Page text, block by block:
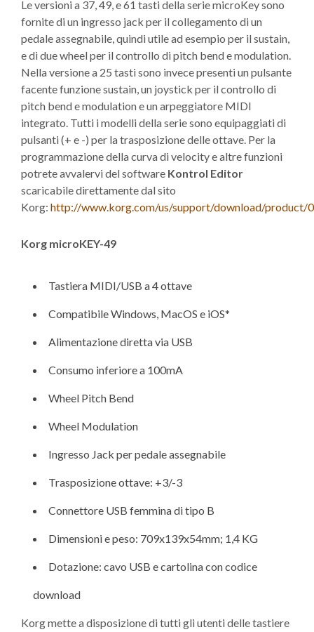
Le versioni a 37, 49, e 61 tasti della serie microKey sono
fornite di un ingresso jack per il collegamento di un
pedale assegnabile, quindi utile ad esempio per il sustain,
e di due wheel per il controllo di pitch bend e modulation.
Nella versione a 25 tasti sono invece presenti un pulsante
facente funzione sustain, un joystick per il controllo di
pitch bend e modulation e un arpeggiatore MIDI
integrato. Tutti i modelli della serie sono equipaggiati di
pulsanti (+ e -) per la trasposizione delle ottave. Per la
programmazione della curva di velocity e altre funzioni
potrete avvalervi del software Kontrol Editor
scaricabile direttamente dal sito
Korg: http://www.korg.com/us/support/download/product/
Korg microKEY-49
Tastiera MIDI/USB a 4 ottave
Compatibile Windows, MacOS e iOS*
Alimentazione diretta via USB
Consumo inferiore a 100mA
Wheel Pitch Bend
Wheel Modulation
Ingresso Jack per pedale assegnabile
Trasposizione ottave: +3/-3
Connettore USB femmina di tipo B
Dimensioni e peso: 709x139x54mm; 1,4 KG
Dotazione: cavo USB e cartolina con codice
download
Korg mette a disposizione di tutti gli utenti delle tastiere